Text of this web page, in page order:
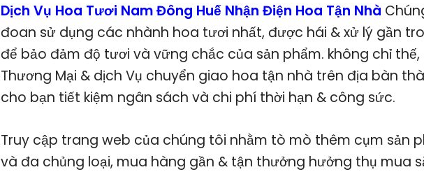
Dịch Vụ Hoa Tươi Nam Đông Huế Nhận Điện Hoa Tận Nhà
đoan sử dụng các nhành hoa tươi nhất, được hái & xử lý gần
để bảo đảm độ tươi và vững chắc của sản phẩm. không chỉ
Thương Mại & dịch Vụ chuyển giao hoa tận nhà trên địa bàn
cho bạn tiết kiệm ngân sách và chi phí thời hạn & công sức.
Truy cập trang web của chúng tôi nhằm tò mò thêm cụm sản
và đa chủng loại, mua hàng gần & tận thưởng hưởng thụ mua